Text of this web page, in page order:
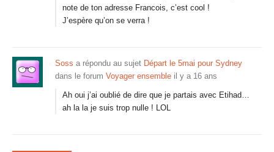
note de ton adresse Francois, c’est cool !
J’espère qu’on se verra !
Soss a répondu au sujet Départ le 5mai pour Sydney
dans le forum Voyager ensemble il y a 16 ans
Ah oui j’ai oublié de dire que je partais avec Etihad…
ah la la je suis trop nulle ! LOL